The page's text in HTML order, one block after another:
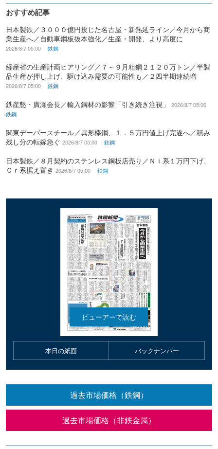
おすすめ記事
日本製鉄／３０００億円投じた名古屋・新熱延ライン／今月から商
業生産へ／自動車鋼板抜本強化／生産・開発、より高度に
2026/8/7 05:00 鉄鋼
経産省の生産計画ヒアリング／７～９月粗鋼２１２０万トン／半製
品生産が押し上げ、駆け込み需要の可能性も／２四半期連続増
2026/8/7 05:00 鉄鋼
鉄産懇・廣瀬会長／輸入鋼材の影響「引き続き注視」
2026/8/7 05:00
鉄鋼
関東デーバースチール／異形棒鋼、１．５万円値上げ完遂へ／積み
残し分の転嫁急ぐ 2026/8/7 05:00 鉄鋼
日本製鉄／８月契約のステンレス鋼板店売り／Ｎｉ系１万円下げ、
Ｃｒ系据え置き 2026/8/7 05:00 鉄鋼
本日の紙面 バックナンバー
過去市場価格（鉄鋼）
過去市場価格（非鉄金属）